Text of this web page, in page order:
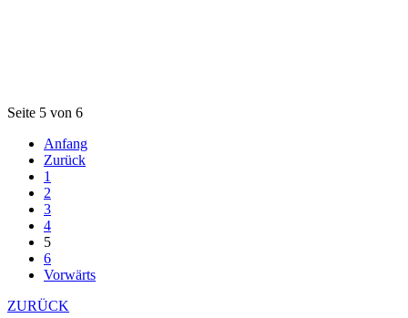
Seite 5 von 6
Anfang
Zurück
1
2
3
4
5
6
Vorwärts
ZURÜCK